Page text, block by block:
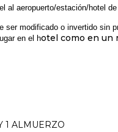
al aeropuerto/estación/hotel
ser modificado o invertido
en el hotel como en un
1 ALMUERZO